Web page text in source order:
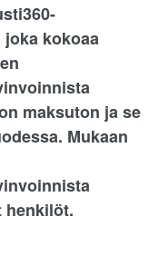
kokoaa
maksuton ja se
Mukaan
henkilöt.